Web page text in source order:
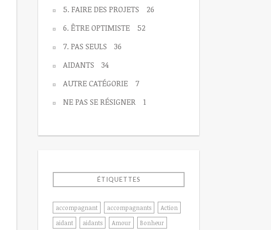
5. FAIRE DES PROJETS
26
6. ÊTRE OPTIMISTE
52
7. PAS SEULS
36
AIDANTS
34
AUTRE CATÉGORIE
7
NE PAS SE RÉSIGNER
1
ÉTIQUETTES
accompagnant accompagnants
Action
aidant
aidants Amour
Bonheur